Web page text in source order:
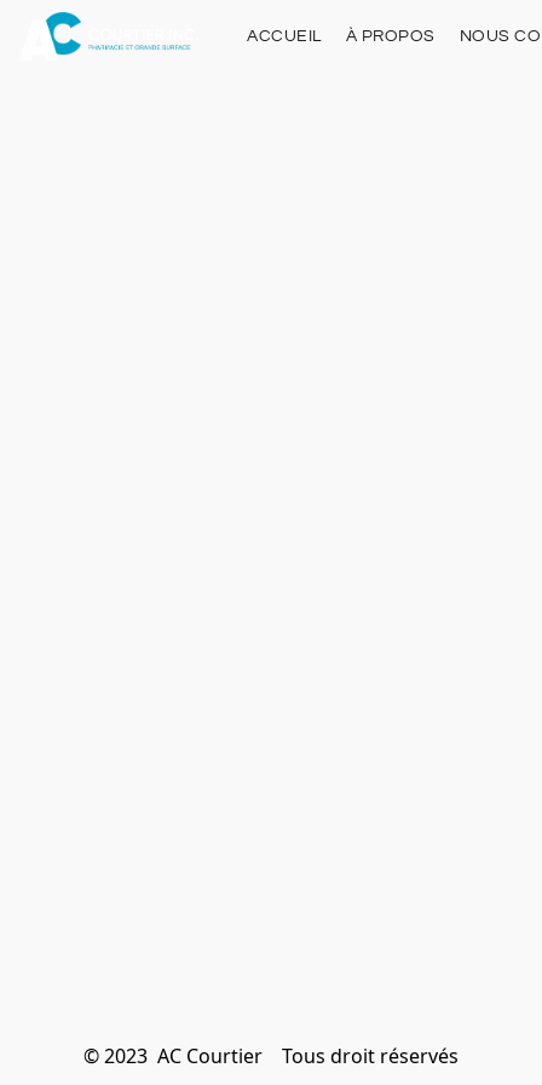
ACCUEIL À PROPOS NOUS
© 2023  AC Courtier    Tous droit réservés